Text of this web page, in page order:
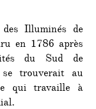
Illuminés de
en 1786 après
du Sud de
trouverait au
qui travaille à